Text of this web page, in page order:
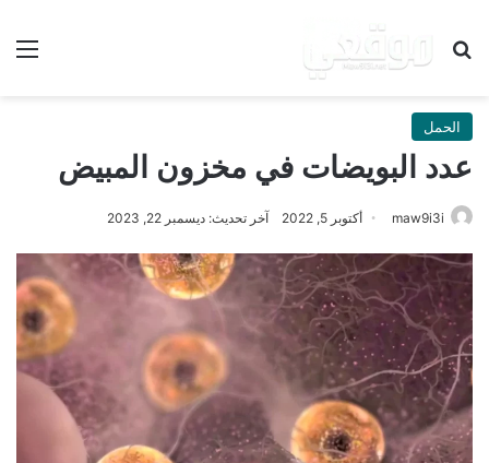
بحث عن
الحمل
عدد البويضات في مخزون المبيض
maw9i3i أكتوبر 5, 2022 آخر تحديث: ديسمبر 22, 2023